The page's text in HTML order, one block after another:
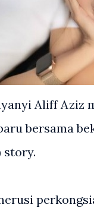
Aliff Aziz
bersama
story.